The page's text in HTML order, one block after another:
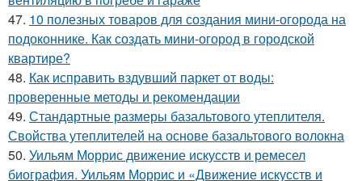
47. 10 полезных товаров для создания мини-огорода на
подоконнике. Как создать мини-огород в городской
квартире?
48. Как исправить вздувший паркет от воды:
проверенные методы и рекомендации
49. Стандартные размеры базальтового утеплителя.
Свойства утеплителей на основе базальтового волокна
50. Уильям Моррис движение искусств и ремесел
биография. Уильям Моррис и «Движение искусств и